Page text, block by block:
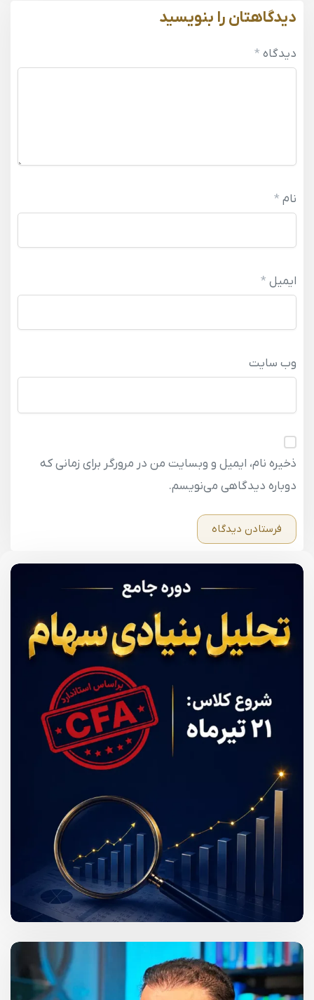
دیدگاهتان را بنویسید
دیدگاه *
نام *
ایمیل *
وب‌ سایت
ذخیره نام، ایمیل و وبسایت من در مرورگر برای زمانی که
دوباره دیدگاهی می‌نویسم.